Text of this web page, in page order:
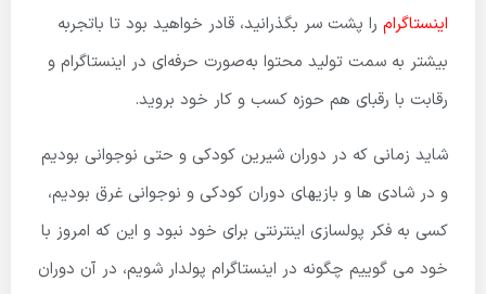
اینستاگرام را پشت سر بگذرانید، قادر خواهید بود تا باتجربه
بیشتر به سمت تولید محتوا به‌صورت حرفه‌ای در اینستاگرام و
رقابت با رقبای هم حوزه کسب و کار خود بروید.
شاید زمانی که در دوران شیرین کودکی و حتی نوجوانی بودیم
و در شادی ها و بازیهای دوران کودکی و نوجوانی غرق بودیم،
کسی به فکر پولسازی اینترنتی برای خود نبود و این که امروز با
خود می گوییم چگونه در اینستاگرام پولدار شویم، در آن دوران